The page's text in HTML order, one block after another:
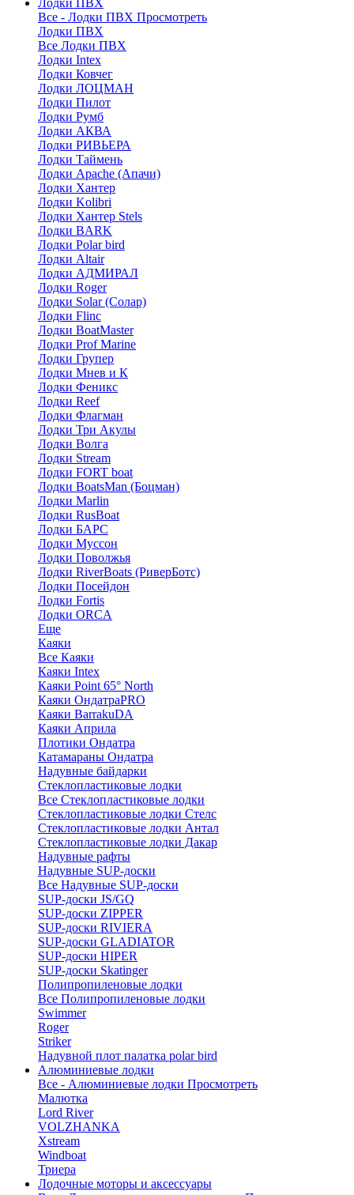
Лодки ПВХ
Все - Лодки ПВХ Просмотреть
Лодки ПВХ
Все Лодки ПВХ
Лодки Intex
Лодки Ковчег
Лодки ЛОЦМАН
Лодки Пилот
Лодки Румб
Лодки АКВА
Лодки РИВЬЕРА
Лодки Таймень
Лодки Apache (Апачи)
Лодки Хантер
Лодки Kolibri
Лодки Хантер Stels
Лодки BARK
Лодки Polar bird
Лодки Altair
Лодки АДМИРАЛ
Лодки Roger
Лодки Solar (Солар)
Лодки Flinc
Лодки BoatMaster
Лодки Prof Marine
Лодки Групер
Лодки Мнев и К
Лодки Феникс
Лодки Reef
Лодки Флагман
Лодки Три Акулы
Лодки Волга
Лодки Stream
Лодки FORT boat
Лодки BoatsMan (Боцман)
Лодки Marlin
Лодки RusBoat
Лодки БАРС
Лодки Муссон
Лодки Поволжья
Лодки RiverBoats (РиверБотс)
Лодки Посейдон
Лодки Fortis
Лодки ORCA
Еще
Каяки
Все Каяки
Каяки Intex
Каяки Point 65° North
Каяки ОндатраPRO
Каяки BarrakuDA
Каяки Априла
Плотики Ондатра
Катамараны Ондатра
Надувные байдарки
Стеклопластиковые лодки
Все Стеклопластиковые лодки
Стеклопластиковые лодки Стелс
Стеклопластиковые лодки Антал
Стеклопластиковые лодки Дакар
Надувные рафты
Надувные SUP-доски
Все Надувные SUP-доски
SUP-доски JS/GQ
SUP-доски ZIPPER
SUP-доски RIVIERA
SUP-доски GLADIATOR
SUP-доски HIPER
SUP-доски Skatinger
Полипропиленовые лодки
Все Полипропиленовые лодки
Swimmer
Roger
Striker
Надувной плот палатка polar bird
Алюминиевые лодки
Все - Алюминиевые лодки Просмотреть
Малютка
Lord River
VOLZHANKA
Xstream
Windboat
Триера
Лодочные моторы и аксессуары